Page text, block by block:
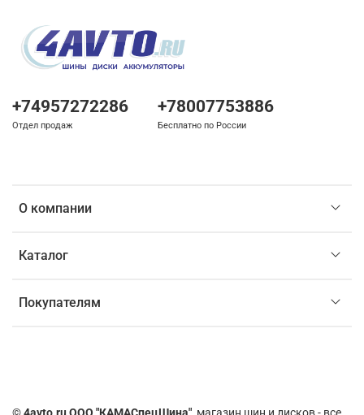
О компании
Каталог
Покупателям
+74957272286
Отдел продаж
+78007753886
Бесплатно по России